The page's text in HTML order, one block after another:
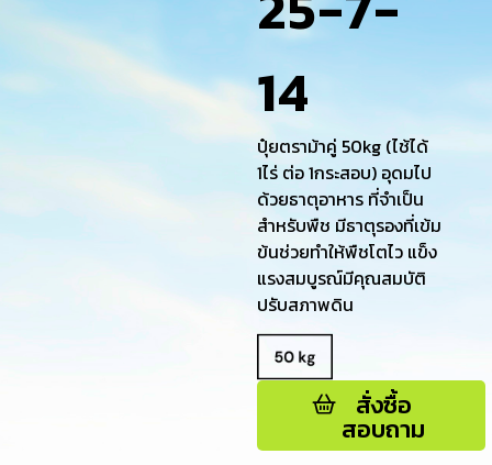
14
ปุ๋ยตราม้าคู่ 50kg (ไช้ได้
1ไร่ ต่อ 1กระสอบ) อุดมไป
ด้วยธาตุอาหาร ที่จำเป็น
สำหรับพืช มีธาตุรองที่เข้ม
ข้นช่วยทำให้พืชโตไว แข็ง
แรงสมบูรณ์มีคุณสมบัติ
ปรับสภาพดิน
สั่งซื้อ
สอบถาม